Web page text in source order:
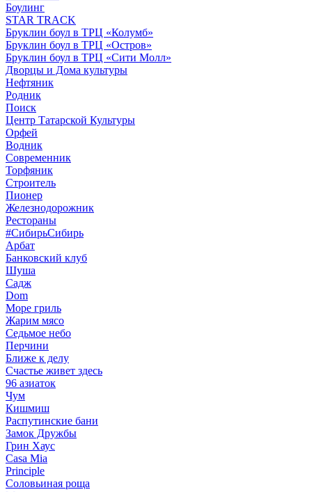
Боулинг
STAR TRACK
Бруклин боул в ТРЦ «Колумб»
Бруклин боул в ТРЦ «Остров»
Бруклин боул в ТРЦ «Сити Молл»
Дворцы и Дома культуры
Нефтяник
Родник
Поиск
Центр Татарской Культуры
Орфей
Водник
Современник
Торфяник
Строитель
Пионер
Железнодорожник
Рестораны
#СибирьСибирь
Арбат
Банковский клуб
Шуша
Садж
Dom
Море гриль
Жарим мясо
Седьмое небо
Перчини
Ближе к делу
Счастье живет здесь
96 азиаток
Чум
Кишмиш
Распутинские бани
Замок Дружбы
Грин Хаус
Casa Mia
Principle
Соловьиная роща